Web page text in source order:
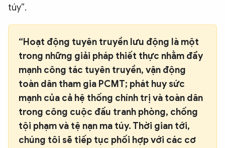
túy”.
“Hoạt động tuyên truyền lưu động là một
trong những giải pháp thiết thực nhằm đẩy
mạnh công tác tuyên truyền, vận động
toàn dân tham gia PCMT; phát huy sức
mạnh của cả hệ thống chính trị và toàn dân
trong công cuộc đấu tranh phòng, chống
tội phạm và tệ nạn ma túy. Thời gian tới,
chúng tôi sẽ tiếp tục phối hợp với các cơ